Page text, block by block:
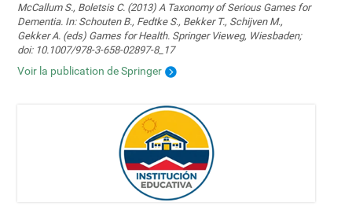
McCallum S., Boletsis C. (2013) A Taxonomy of Serious Games for
Dementia. In: Schouten B., Fedtke S., Bekker T., Schijven M.,
Gekker A. (eds) Games for Health. Springer Vieweg, Wiesbaden;
doi: 10.1007/978-3-658-02897-8_17
Voir la publication de Springer